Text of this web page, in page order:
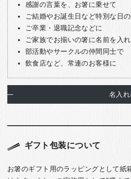
感謝の言葉を、お箸に乗せて
ご結婚やお誕生日など特別な日
ご卒業・退職記念などに
ご家族でお揃いの箸に名前を入
部活動やサークルの仲間同士で
飲食店など、常連のお客様に
名入
ギフト包装について
お箸のギフト用のラッピングとして紙